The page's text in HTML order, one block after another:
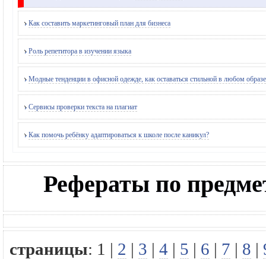
Как составить маркетинговый план для бизнеса
Роль репетитора в изучении языка
Модные тенденции в офисной одежде, как оставаться стильной в любом образе
Сервисы проверки текста на плагиат
Как помочь ребёнку адаптироваться к школе после каникул?
Рефераты по
страницы: 1 | 2 | 3 | 4 | 5 | 6 | 7 | 8 |